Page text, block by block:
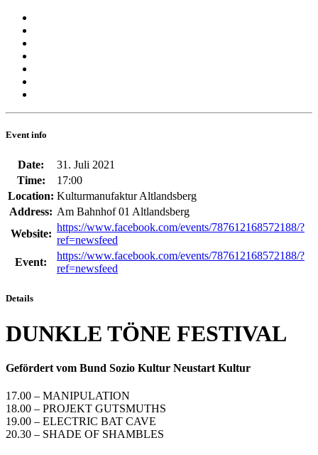
Event info
Date:
31. Juli 2021
Time:
17:00
Location: Kulturmanufaktur Altlandsberg
Address: Am Bahnhof 01 Altlandsberg
Website:
https://www.facebook.com/events/787612168572188/?
ref=newsfeed
Event:
https://www.facebook.com/events/787612168572188/?
ref=newsfeed
Details
DUNKLE TÖNE FESTIVAL
Gefördert vom Bund Sozio Kultur Neustart Kultur
17.00 – MANIPULATION
18.00 – PROJEKT GUTSMUTHS
19.00 – ELECTRIC BAT CAVE
20.30 – SHADE OF SHAMBLES